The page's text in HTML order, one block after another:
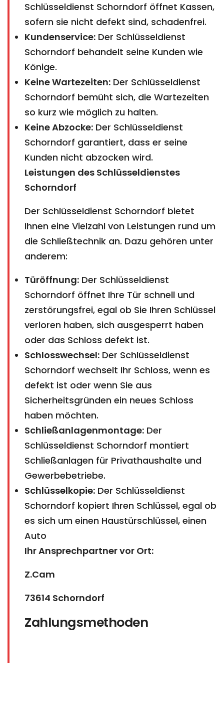
Schlüsseldienst Schorndorf öffnet Kassen,
sofern sie nicht defekt sind, schadenfrei.
Kundenservice: Der Schlüsseldienst
Schorndorf behandelt seine Kunden wie
Könige.
Keine Wartezeiten: Der Schlüsseldienst
Schorndorf bemüht sich, die Wartezeiten
so kurz wie möglich zu halten.
Keine Abzocke: Der Schlüsseldienst
Schorndorf garantiert, dass er seine
Kunden nicht abzocken wird.
Leistungen des Schlüsseldienstes
Schorndorf
Der Schlüsseldienst Schorndorf bietet
Ihnen eine Vielzahl von Leistungen rund um
die Schließtechnik an. Dazu gehören unter
anderem:
Türöffnung: Der Schlüsseldienst
Schorndorf öffnet Ihre Tür schnell und
zerstörungsfrei, egal ob Sie Ihren Schlüssel
verloren haben, sich ausgesperrt haben
oder das Schloss defekt ist.
Schlosswechsel: Der Schlüsseldienst
Schorndorf wechselt Ihr Schloss, wenn es
defekt ist oder wenn Sie aus
Sicherheitsgründen ein neues Schloss
haben möchten.
Schließanlagenmontage: Der
Schlüsseldienst Schorndorf montiert
Schließanlagen für Privathaushalte und
Gewerbebetriebe.
Schlüsselkopie: Der Schlüsseldienst
Schorndorf kopiert Ihren Schlüssel, egal ob
es sich um einen Haustürschlüssel, einen
Auto
Ihr Ansprechpartner vor Ort:
Z.Cam
73614 Schorndorf
Zahlungsmethoden